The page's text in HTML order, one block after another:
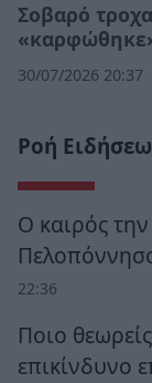
Σοβαρό
30/07/2026 20:37
Ροή
Ο καιρός
22:36
Ποιο
επικίνδυνο